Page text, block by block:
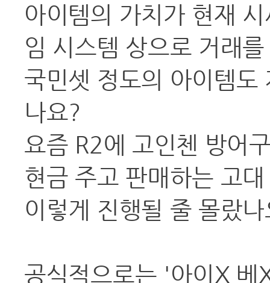
아이템의 가치가 현재
임 시스템 상으로 거래
국민셋 정도의 아이템도
나요?
요즘 R2에 고인첸 방어
현금 주고 판매하는 고
이렇게 진행될 줄 몰랐
공식적으로는 '아이X 베